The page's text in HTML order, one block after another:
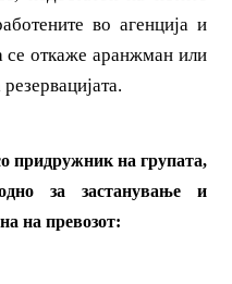
во агенција и
откаже аранжман или
придружник на групата,
за застанување и
на превозот: